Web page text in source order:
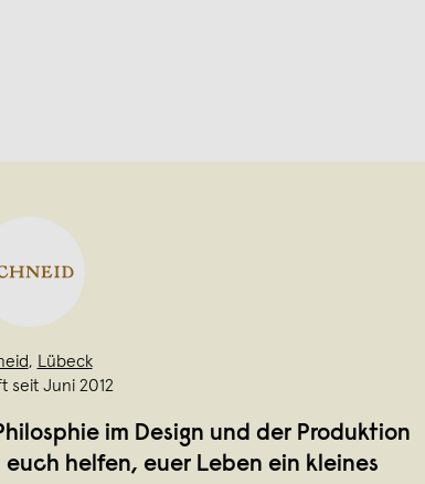
,
Lübeck
seit Juni 2012
im Design und der Produktion
helfen, euer Leben ein kleines